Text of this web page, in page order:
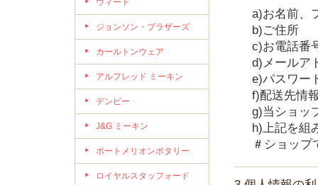
ウィード
ジョンソン・ブラザーズ
カールトンウェア
アルフレッド ミーキン
デンビー
J&G ミーキン
ポートメリオンポタリー
ロイヤルスタッフォード
a)お名前、
b)ご住所
c)お電話番
d)メールア
e)パスワー
f)配送先情
g)当ショッ
h)上記を組
＃ショッ